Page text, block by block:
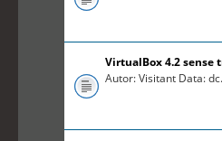
VirtualBox 4.2 sense
Autor: Visitant Data: